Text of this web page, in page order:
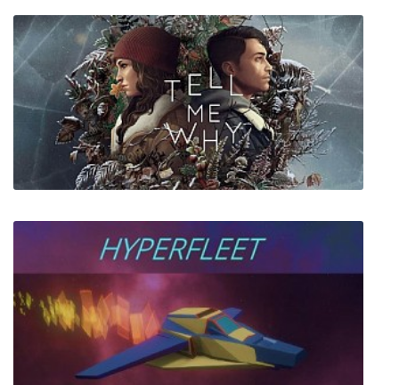
Ticket to Ride на PC
Tell Me Why (Chapters 1-3)